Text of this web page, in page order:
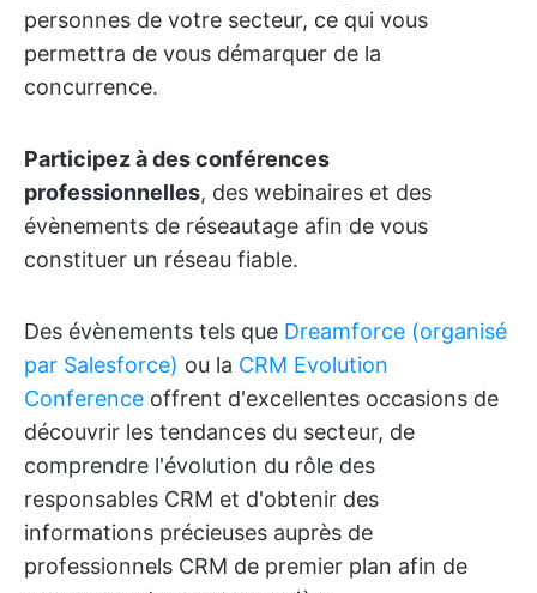
personnes de votre secteur, ce qui vous
permettra de vous démarquer de la
concurrence.
Participez à des conférences
professionnelles, des webinaires et des
évènements de réseautage afin de vous
constituer un réseau fiable.
Des évènements tels que Dreamforce (organisé
par Salesforce) ou la CRM Evolution
Conference offrent d'excellentes occasions de
découvrir les tendances du secteur, de
comprendre l'évolution du rôle des
responsables CRM et d'obtenir des
informations précieuses auprès de
professionnels CRM de premier plan afin de